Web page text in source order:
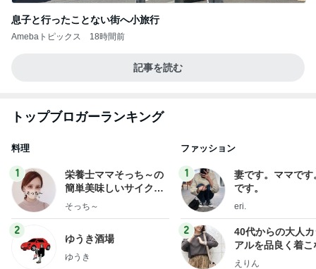
息子と行ったことない街へ小旅行
Amebaトピックス 18時間前
記事を読む
トップブロガーランキング
料理
1
栄養士ママそっち～の
簡単美味しいサイクル
献立
そっち～
2
ゆうき酒場
ゆうき
ファッション
1
妻です。ママです
です。
eri.
2
40代からの大人
アルを品良く着こ
ファッションブロ
えりん